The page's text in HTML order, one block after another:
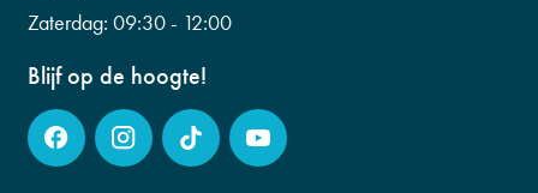
Zaterdag: 09:30 - 12:00
Blijf op de hoogte!